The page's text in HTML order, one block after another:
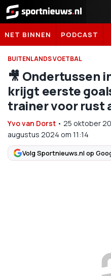
Sportnieuws.nl
NET BINNEN PODCAST
BUITENLANDS VOETBAL
🎥 Ondertussen
krijgt eerste
trainer voor rust
Yvo van Dorst • 25 oktober
augustus 2024 om 11:14
Volg Sportnieuws.nl op